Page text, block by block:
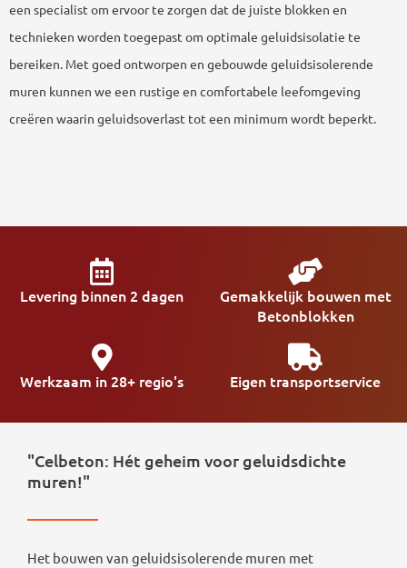
een specialist om ervoor te zorgen dat de juiste blokken en
technieken worden toegepast om optimale geluidsisolatie te
bereiken. Met goed ontworpen en gebouwde geluidsisolerende
muren kunnen we een rustige en comfortabele leefomgeving
creëren waarin geluidsoverlast tot een minimum wordt beperkt.
Levering binnen 2 dagen
Gemakkelijk bouwen met
Betonblokken
Werkzaam in 28+ regio's Eigen transportservice
"Celbeton: Hét geheim voor geluidsdichte
muren!"
Het bouwen van geluidsisolerende muren met